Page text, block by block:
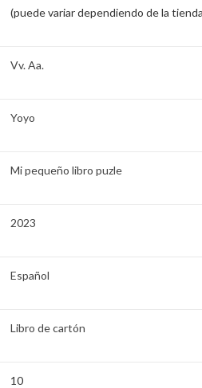
(puede variar dependiendo de la
Vv. Aa.
Yoyo
Mi pequeño libro puzle
2023
Español
Libro de cartón
10